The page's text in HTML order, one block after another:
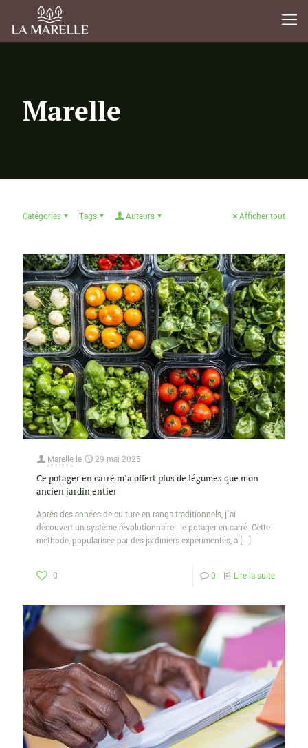
Marelle
Catégories Tags Auteurs Afficher tout
Marelle le 29 mai 2025
Ce potager en carré m’a offert plus de légumes que mon
ancien jardin entier
Après des années de culture en rangs traditionnels, j’ai
découvert un système révolutionnaire : le potager en carré. Cette
méthode, popularisée par des jardiniers expérimentés, a […]
0 0 Lire la suite